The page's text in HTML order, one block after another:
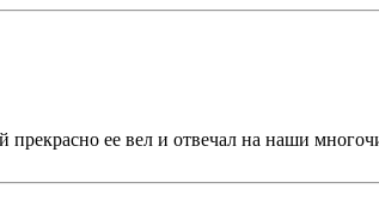
ее вел и отвечал на наши